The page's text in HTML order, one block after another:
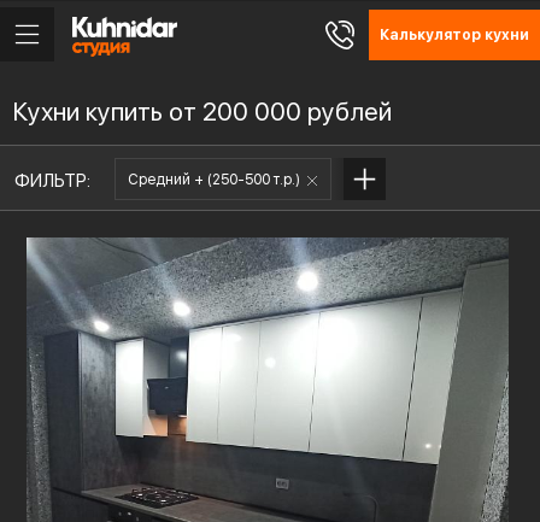
Калькулятор кухни
Кухни купить от 200 000 рублей
ФИЛЬТР: Средний + (250-500 т.р.)